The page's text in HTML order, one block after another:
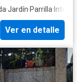
·Jardín·Parrilla·
Ver en detalle